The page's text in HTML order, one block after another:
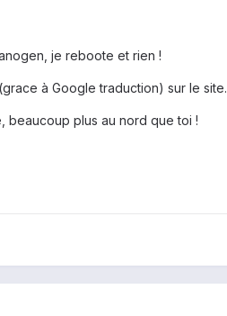
je reboote et rien !
à Google traduction) sur le site.
beaucoup plus au nord que toi !